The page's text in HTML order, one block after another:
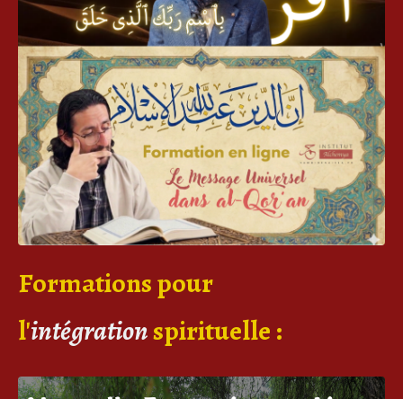
Formations pour
l'intégrationspirituelle :